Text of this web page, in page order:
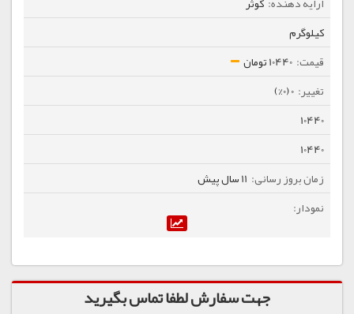
کیلوگرم
10440 تومان
0 (0%)
10440
10440
11 سال پیش
جهت سفارش لطفا تماس بگیرید